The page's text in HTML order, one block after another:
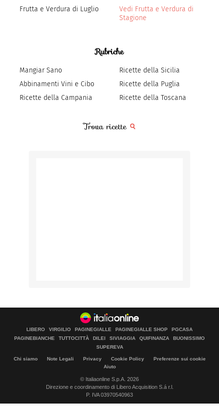
Frutta e Verdura di Luglio
Vedi Frutta e Verdura di
Stagione
Rubriche
Mangiar Sano
Abbinamenti Vini e Cibo
Ricette della Campania
Ricette della Sicilia
Ricette della Puglia
Ricette della Toscana
Trova ricette
LIBERO VIRGILIO PAGINEGIALLE PAGINEGIALLE SHOP
PGCASA
PAGINEBIANCHE
TUTTOCITTÀ DILEI SIVIAGGIA QUIFINANZA
BUONISSIMO
SUPEREVA
Chi siamo Note Legali Privacy Cookie Policy
Preferenze sui cookie
Aiuto
© Italiaonline S.p.A. 2026
Direzione e coordinamento di Libero Acquisition S.á r.l.
P. IVA 03970540963